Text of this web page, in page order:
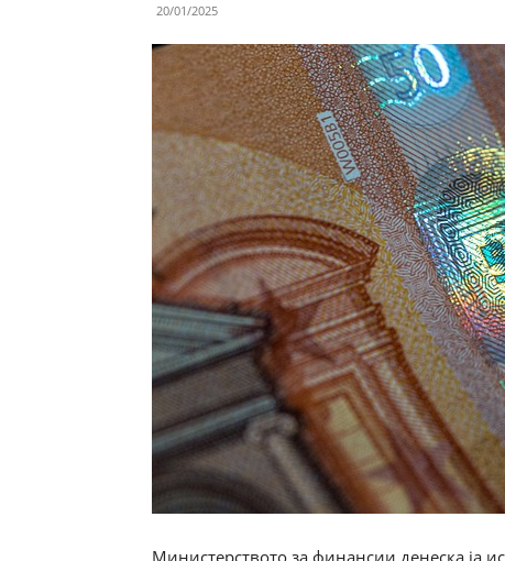
20/01/2025
Министерството за финансии денеска ја